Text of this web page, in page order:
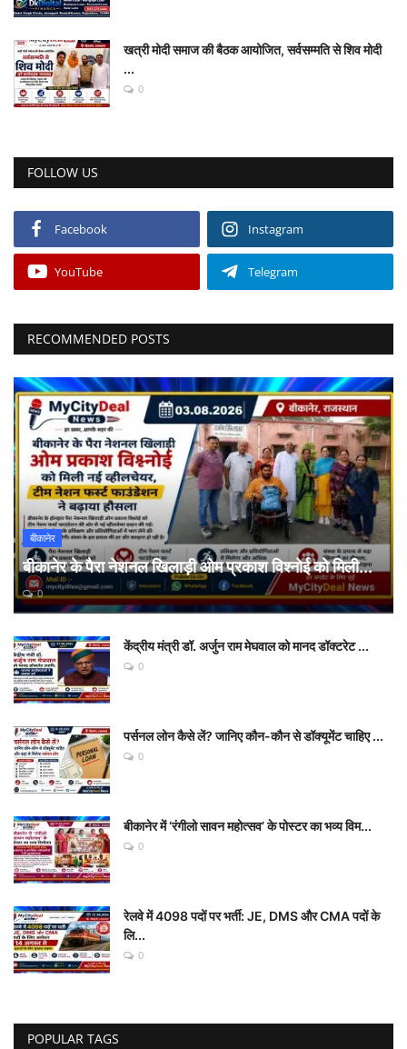
खत्री मोदी समाज की बैठक आयोजित, सर्वसम्मति से शिव मोदी
...
0
FOLLOW US
Facebook Instagram
YouTube Telegram
RECOMMENDED POSTS
बीकानेर
बीकानेर के पैरा नेशनल खिलाड़ी ओम प्रकाश विश्नोई को मिली...
0
केंद्रीय मंत्री डॉ. अर्जुन राम मेघवाल को मानद डॉक्टरेट ...
0
पर्सनल लोन कैसे लें? जानिए कौन-कौन से डॉक्यूमेंट चाहिए ...
0
बीकानेर में ‘रंगीलो सावन महोत्सव’ के पोस्टर का भव्य विम...
0
रेलवे में 4098 पदों पर भर्ती: JE, DMS और CMA पदों के
लि...
0
POPULAR TAGS